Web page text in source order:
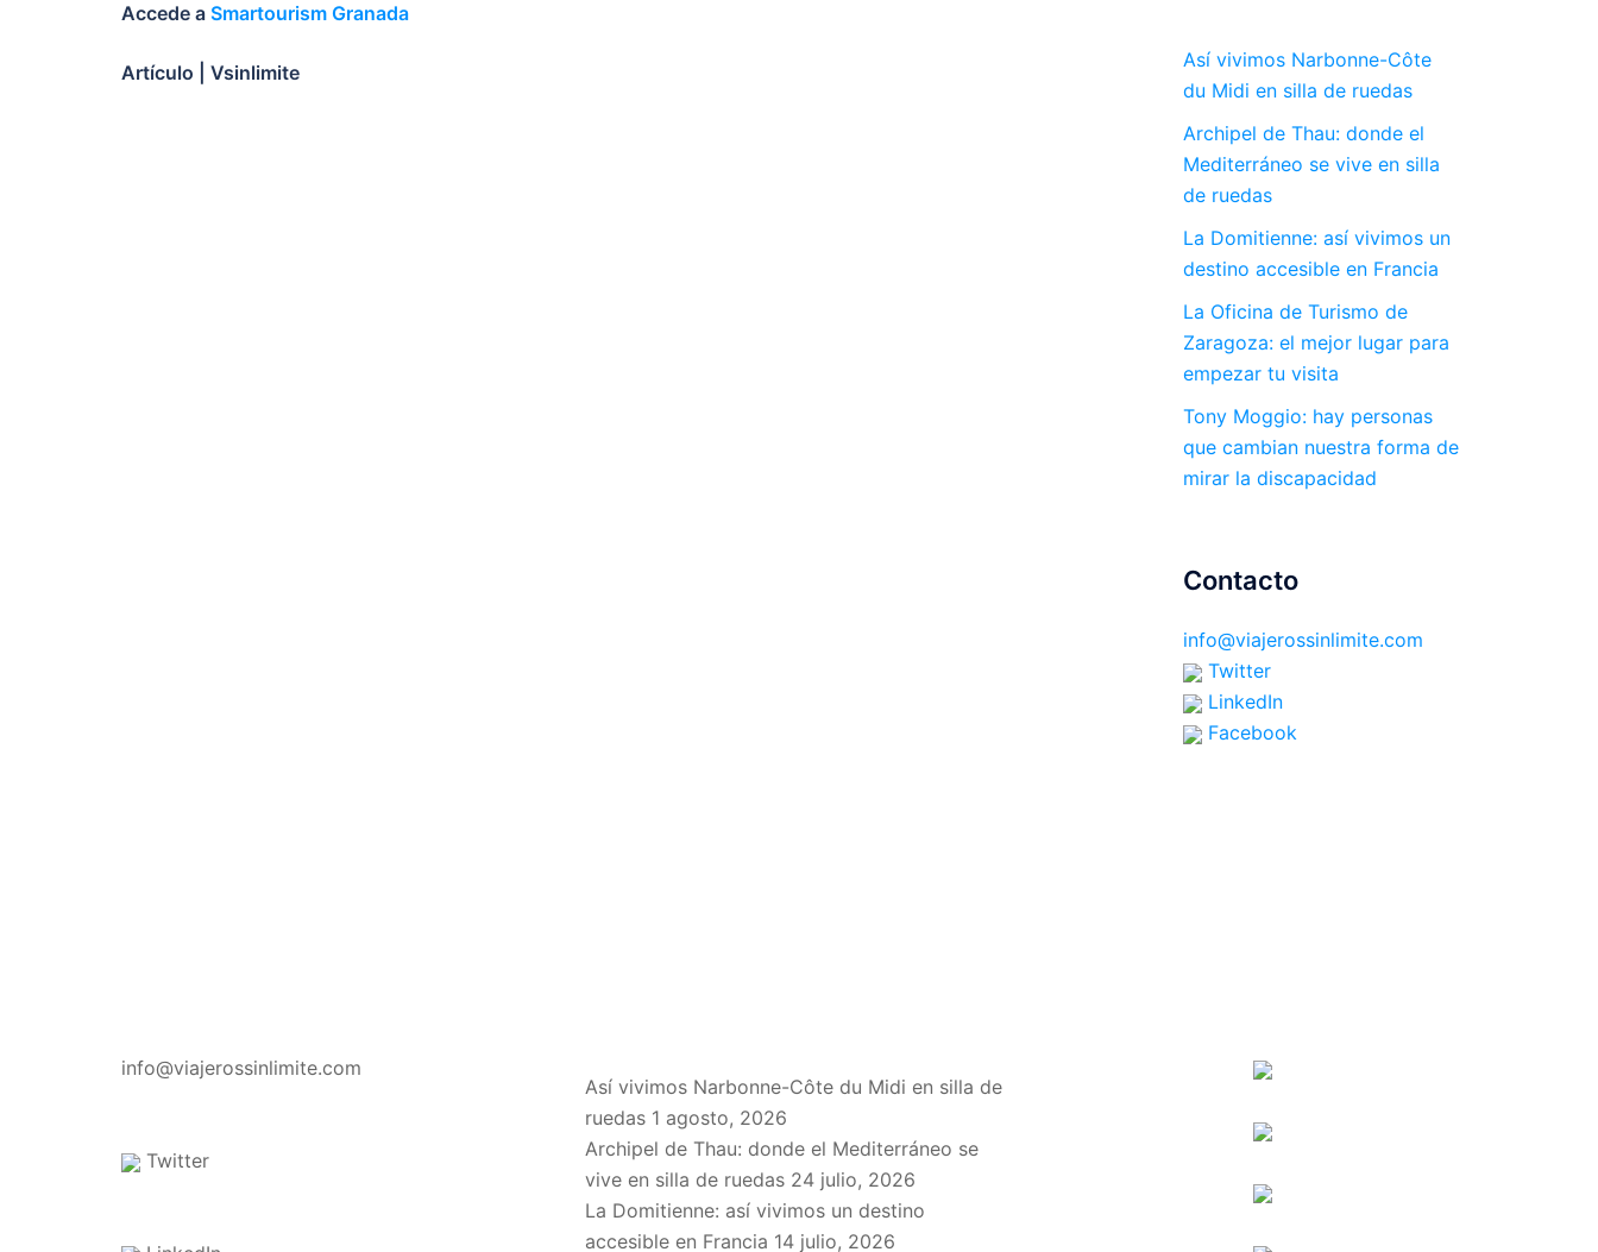
Accede a Smartourism Granada
Artículo | Vsinlimite
Así vivimos Narbonne-Côte
du Midi en silla de ruedas
Archipel de Thau: donde el
Mediterráneo se vive en silla
de ruedas
La Domitienne: así vivimos un
destino accesible en Francia
La Oficina de Turismo de
Zaragoza: el mejor lugar para
empezar tu visita
Tony Moggio: hay personas
que cambian nuestra forma de
mirar la discapacidad
Contacto
info@viajerossinlimite.com
Twitter
LinkedIn
Facebook
info@viajerossinlimite.com
Twitter
Así vivimos Narbonne-Côte du Midi en silla de
ruedas 1 agosto, 2026
Archipel de Thau: donde el Mediterráneo se
vive en silla de ruedas 24 julio, 2026
La Domitienne: así vivimos un destino
accesible en Francia 14 julio, 2026